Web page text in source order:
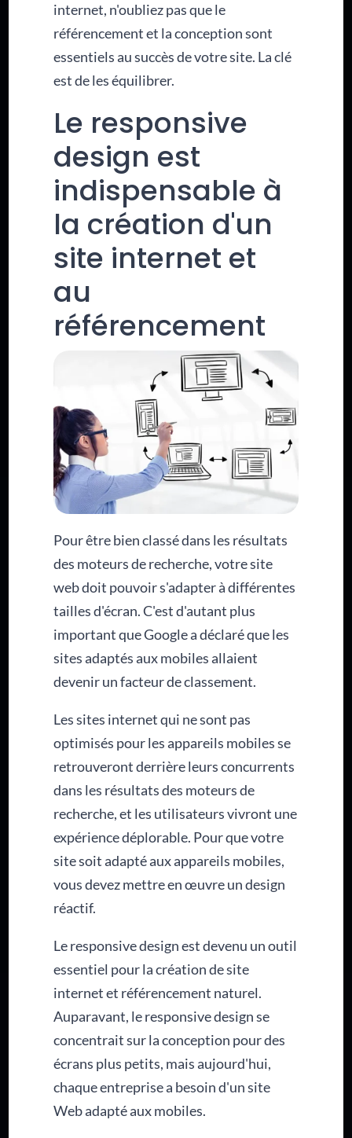
internet, n'oubliez pas que le
référencement et la conception sont
essentiels au succès de votre site. La clé
est de les équilibrer.
Le responsive
design est
indispensable à
la création d'un
site internet et
au
référencement
Pour être bien classé dans les résultats
des moteurs de recherche, votre site
web doit pouvoir s'adapter à différentes
tailles d'écran. C'est d'autant plus
important que Google a déclaré que les
sites adaptés aux mobiles allaient
devenir un facteur de classement.
Les sites internet qui ne sont pas
optimisés pour les appareils mobiles se
retrouveront derrière leurs concurrents
dans les résultats des moteurs de
recherche, et les utilisateurs vivront une
expérience déplorable. Pour que votre
site soit adapté aux appareils mobiles,
vous devez mettre en œuvre un design
réactif.
Le responsive design est devenu un outil
essentiel pour la création de site
internet et référencement naturel.
Auparavant, le responsive design se
concentrait sur la conception pour des
écrans plus petits, mais aujourd'hui,
chaque entreprise a besoin d'un site
Web adapté aux mobiles.